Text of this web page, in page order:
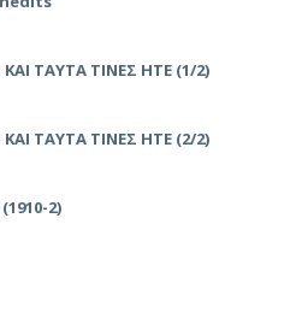
ΤΑΥΤΑ ΤΙΝΕΣ ΗΤΕ (1/2)
ΤΑΥΤΑ ΤΙΝΕΣ ΗΤΕ (2/2)
2)